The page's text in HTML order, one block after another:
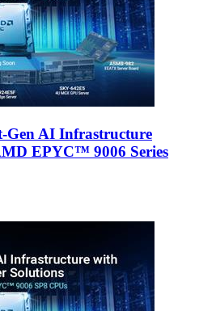
Gen AI Infrastructure
EPYC™ 9006 Series